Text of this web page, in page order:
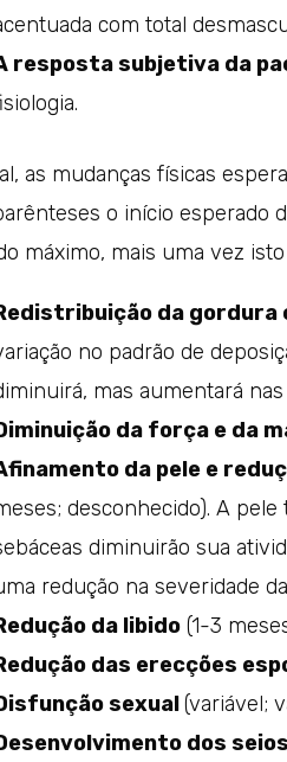
com total
resposta subjetiva da
as mudanças físicas
o início esperado
máximo, mais uma vez
da gordura
no padrão de
mas aumentará
da força e da
da pele e
desconhecido). A
diminuirão sua
redução na severidade
da libido (1-3
das erecções
sexual(variável;
dos seios